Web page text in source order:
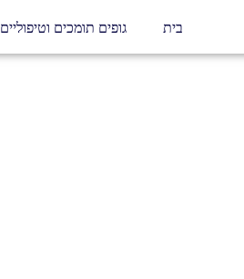
בית גופים תומכים וטיפוליים